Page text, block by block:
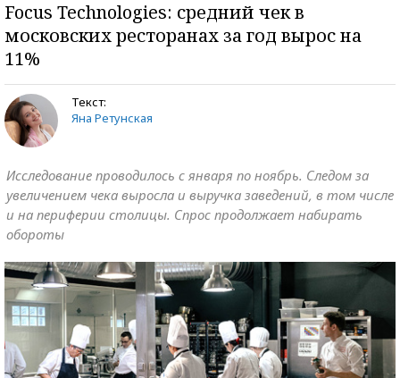
Focus Technologies: средний чек в
московских ресторанах за год вырос на
11%
Текст:
Яна Ретунская
Исследование проводилось с января по ноябрь. Следом за
увеличением чека выросла и выручка заведений, в том числе
и на периферии столицы. Спрос продолжает набирать
обороты